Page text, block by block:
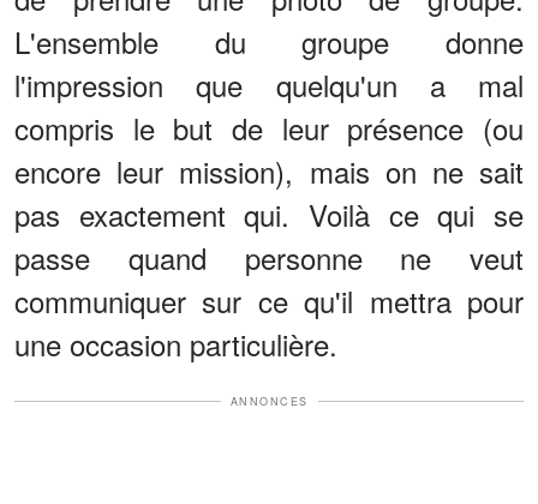
L'ensemble du groupe donne
l'impression que quelqu'un a mal
compris le but de leur présence (ou
encore leur mission), mais on ne sait
pas exactement qui. Voilà ce qui se
passe quand personne ne veut
communiquer sur ce qu'il mettra pour
une occasion particulière.
ANNONCES